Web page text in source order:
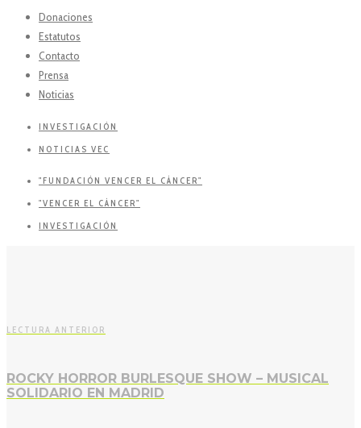
Donaciones
Estatutos
Contacto
Prensa
Noticias
INVESTIGACIÓN
NOTICIAS VEC
"FUNDACIÓN VENCER EL CÁNCER"
"VENCER EL CÁNCER"
INVESTIGACIÓN
LECTURA ANTERIOR
ROCKY HORROR BURLESQUE SHOW – MUSICAL
SOLIDARIO EN MADRID